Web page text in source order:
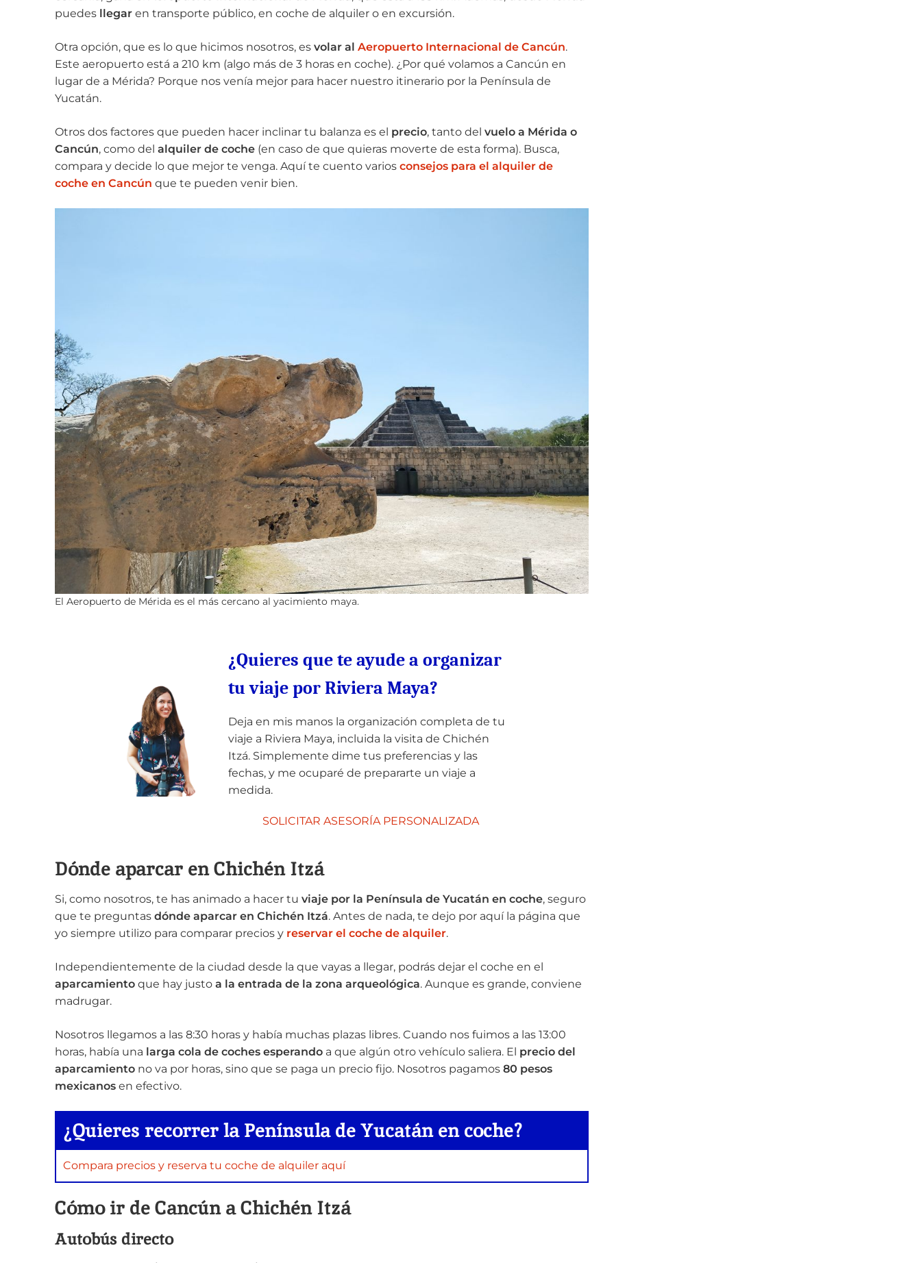
puedes llegar en transporte público, en coche de alquiler o en excursión.
Otra opción, que es lo que hicimos nosotros, es volar al Aeropuerto Internacional de Cancún.
Este aeropuerto está a 210 km (algo más de 3 horas en coche). ¿Por qué volamos a Cancún en
lugar de a Mérida? Porque nos venía mejor para hacer nuestro itinerario por la Península de
Yucatán.
Otros dos factores que pueden hacer inclinar tu balanza es el precio, tanto del vuelo a Mérida o
Cancún, como del alquiler de coche (en caso de que quieras moverte de esta forma). Busca,
compara y decide lo que mejor te venga. Aquí te cuento varios consejos para el alquiler de
coche en Cancún que te pueden venir bien.
El Aeropuerto de Mérida es el más cercano al yacimiento maya.
¿Quieres que te ayude a organizar
tu viaje por Riviera Maya?
Deja en mis manos la organización completa de tu
viaje a Riviera Maya, incluida la visita de Chichén
Itzá. Simplemente dime tus preferencias y las
fechas, y me ocuparé de prepararte un viaje a
medida.
SOLICITAR ASESORÍA PERSONALIZADA
Dónde aparcar en Chichén Itzá
Si, como nosotros, te has animado a hacer tu viaje por la Península de Yucatán en coche, seguro
que te preguntas dónde aparcar en Chichén Itzá. Antes de nada, te dejo por aquí la página que
yo siempre utilizo para comparar precios y reservar el coche de alquiler.
Independientemente de la ciudad desde la que vayas a llegar, podrás dejar el coche en el
aparcamiento que hay justo a la entrada de la zona arqueológica. Aunque es grande, conviene
madrugar.
Nosotros llegamos a las 8:30 horas y había muchas plazas libres. Cuando nos fuimos a las 13:00
horas, había una larga cola de coches esperando a que algún otro vehículo saliera. El precio del
aparcamiento no va por horas, sino que se paga un precio fijo. Nosotros pagamos 80 pesos
mexicanos en efectivo.
¿Quieres recorrer la Península de Yucatán en coche?
Compara precios y reserva tu coche de alquiler aquí
Cómo ir de Cancún a Chichén Itzá
Autobús directo